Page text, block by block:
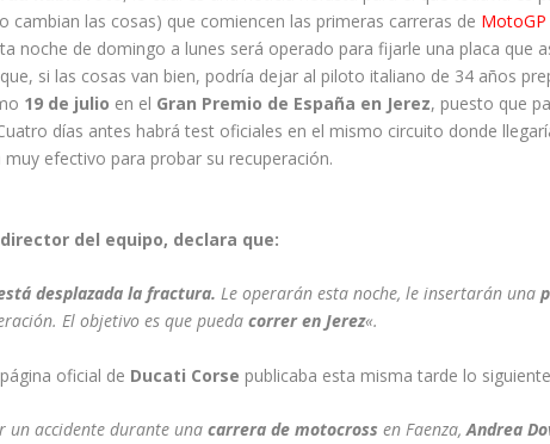
cambian las cosas) que comiencen las primeras carreras de MotoGP
noche de domingo a lunes será operado para fijarle una placa que
si las cosas van bien, podría dejar al piloto italiano de 34 años
19 de julio en el Gran Premio de España en Jerez, puesto que
días antes habrá test oficiales en el mismo circuito donde
muy efectivo para probar su recuperación.
del equipo, declara que:
desplazada la fractura. Le operarán esta noche, le insertarán una
El objetivo es que puedacorrer en Jerez«.
oficial de Ducati Corse publicaba esta misma tarde lo
un accidente durante unacarrera de motocross en Faenza,Andrea